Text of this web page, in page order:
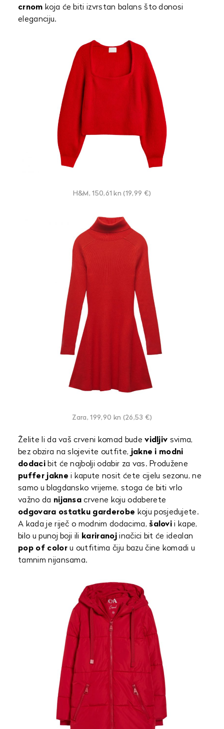
crnom koja će biti izvrstan balans što donosi
eleganciju.
H&M, 150,61 kn (19,99 €)
Zara, 199,90 kn (26,53 €)
Želite li da vaš crveni komad budevidljiv svima,
bez obzira na slojevite outfite, jakne i modni
dodacibit će najbolji odabir za vas. Produžene
puffer jakne i kapute nosit ćete cijelu sezonu, ne
samo u blagdansko vrijeme, stoga će biti vrlo
važno da nijansa crvene koju odaberete
odgovara ostatku garderobe koju posjedujete.
A kada je riječ o modnim dodacima, šalovi i kape,
bilo u punoj boji ili kariranojinačici bit će idealan
pop of coloru outfitima čiju bazu čine komadi u
tamnim nijansama.